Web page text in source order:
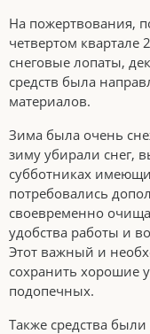
На пожертвования,
четвертом
снеговые лопаты,
средств была
материалов.
Зима была очень
зиму убирали снег,
субботниках
потребовались
своевременно
удобства работы и
Этот важный и
сохранить хорошие
подопечных.
Также средства